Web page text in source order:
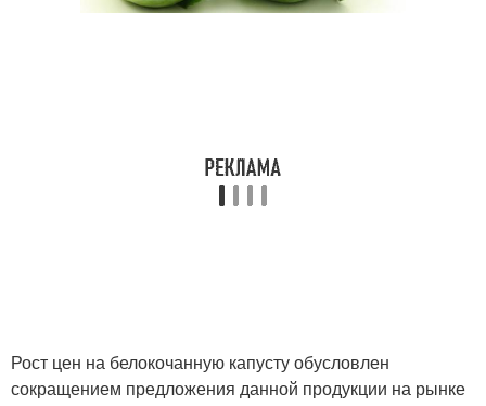
Рост цен на белокочанную капусту обусловлен
сокращением предложения данной продукции на рынке